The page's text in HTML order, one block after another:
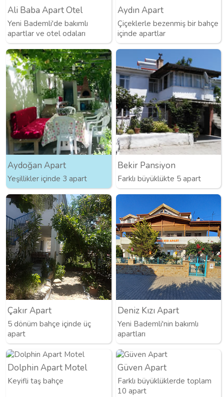
Ali Baba Apart Otel
Yeni Bademli'de bakımlı
apartlar ve otel odaları
Aydın Apart
Çiçeklerle bezenmiş bir bahçe
içinde apartlar
Aydoğan Apart
Yeşillikler içinde 3 apart
Bekir Pansiyon
Farklı büyüklükte 5 apart
Çakır Apart
5 dönüm bahçe içinde üç
apart
Deniz Kızı Apart
Yeni Bademli'nin bakımlı
apartları
Dolphin Apart Motel
Keyifli taş bahçe
Güven Apart
Farklı büyüklüklerde toplam
10 apart